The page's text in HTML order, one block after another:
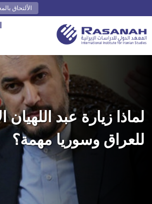
الألتحاق
لماذا زيارة عبد اللهيان
للعراق وسوريا مهمة؟